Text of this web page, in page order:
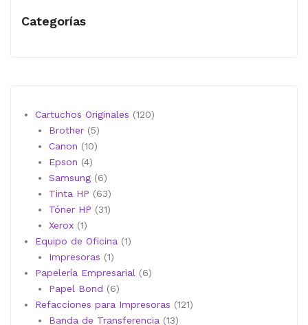
Categorías
Cartuchos Originales 120120
Brother 55
productos
Canon 1010
Epson 44
productos
Samsung 66
productos
Tinta HP 6363
productos
Tóner HP 3131
Xerox 11
producto
Equipo de Oficina 11
Impresoras 11
producto
Papelería Empresarial 66
Papel Bond 66
productos
Refacciones para Impresoras 121121
Banda de Transferencia 1313